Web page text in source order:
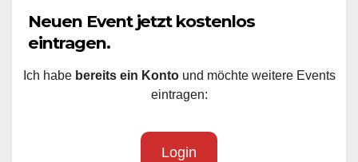
Neuen Event jetzt kostenlos
eintragen.
Ich habe bereits ein Kontound möchte weitere Events
eintragen:
Login